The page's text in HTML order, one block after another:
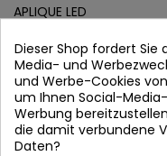
APLIQUE LED
DIFUSOR ACRÍLICO
9W LED 4000K
120 LULMEN
29X20X49 CM
Dieser Shop fordert Sie
Media- und
und Werbe-Cookies
um Ihnen Social-
Werbung
die damit verbundene
Daten?